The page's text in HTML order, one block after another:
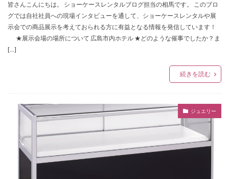
皆さんこんにちは。 ショーケースレンタルブログ担当の相馬です。 このブロ
グでは自社社員への現場インタビューを通して、ショーケースレンタルや展
示会での商品展示を考えておられる方に有益となる情報を発信しています！
★展示会場の場所について 広島市内ホテル ★どのような催事でしたか？ま
[…]
続きを読む
ジュエリー